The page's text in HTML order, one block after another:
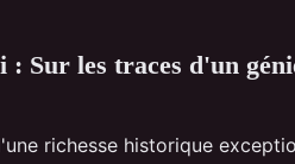
Sur les traces d'un
richesse historique